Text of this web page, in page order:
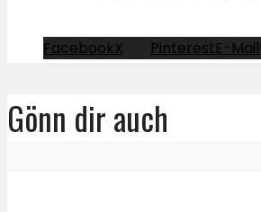
FacebookX PinterestE-Mail
Gönn dir auch